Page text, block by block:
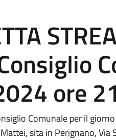
ore
Comunale per il
sita in Perignano, Via